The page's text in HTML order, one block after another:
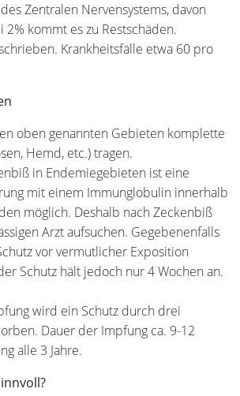
Zentralen Nervensystems, davon
2% kommt es zu Restschäden.
Krankheitsfälle etwa 60 pro
oben genannten Gebieten komplette
Hemd, etc.) tragen.
in Endemiegebieten ist eine
mit einem Immunglobulin innerhalb
möglich. Deshalb nach Zeckenbiß
Arzt aufsuchen. Gegebenenfalls
vor vermutlicher Exposition
Schutz hält jedoch nur 4 Wochen an.
wird ein Schutz durch drei
Dauer der Impfung ca. 9-12
alle 3 Jahre.